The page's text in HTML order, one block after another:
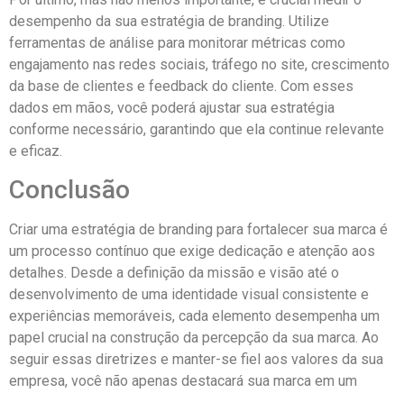
desempenho da sua estratégia de branding. Utilize
ferramentas de análise para monitorar métricas como
engajamento nas redes sociais, tráfego no site, crescimento
da base de clientes e feedback do cliente. Com esses
dados em mãos, você poderá ajustar sua estratégia
conforme necessário, garantindo que ela continue relevante
e eficaz.
Conclusão
Criar uma estratégia de branding para fortalecer sua marca é
um processo contínuo que exige dedicação e atenção aos
detalhes. Desde a definição da missão e visão até o
desenvolvimento de uma identidade visual consistente e
experiências memoráveis, cada elemento desempenha um
papel crucial na construção da percepção da sua marca. Ao
seguir essas diretrizes e manter-se fiel aos valores da sua
empresa, você não apenas destacará sua marca em um